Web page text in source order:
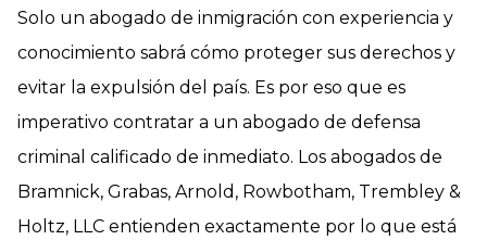
Solo un abogado de inmigración con experiencia y
conocimiento sabrá cómo proteger sus derechos y
evitar la expulsión del país. Es por eso que es
imperativo contratar a un abogado de defensa
criminal calificado de inmediato. Los abogados de
Bramnick, Grabas, Arnold, Rowbotham, Trembley &
Holtz, LLC entienden exactamente por lo que está